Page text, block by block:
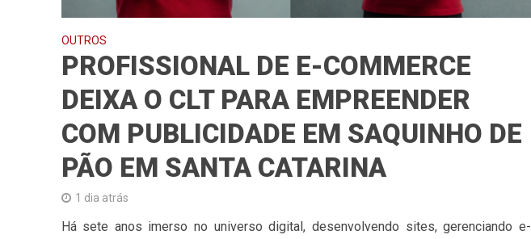
OUTROS
PROFISSIONAL DE E-COMMERCE
DEIXA O CLT PARA EMPREENDER
COM PUBLICIDADE EM SAQUINHO DE
PÃO EM SANTA CATARINA
1 dia atrás
Há sete anos imerso no universo digital, desenvolvendo sites, gerenciando e-